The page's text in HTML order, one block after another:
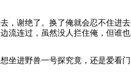
，谢绝了。换了俺就会忍不住进去
流连过，虽然没人拦住俺，但谁也
坐进野兽一号探究竟，还是爱看门